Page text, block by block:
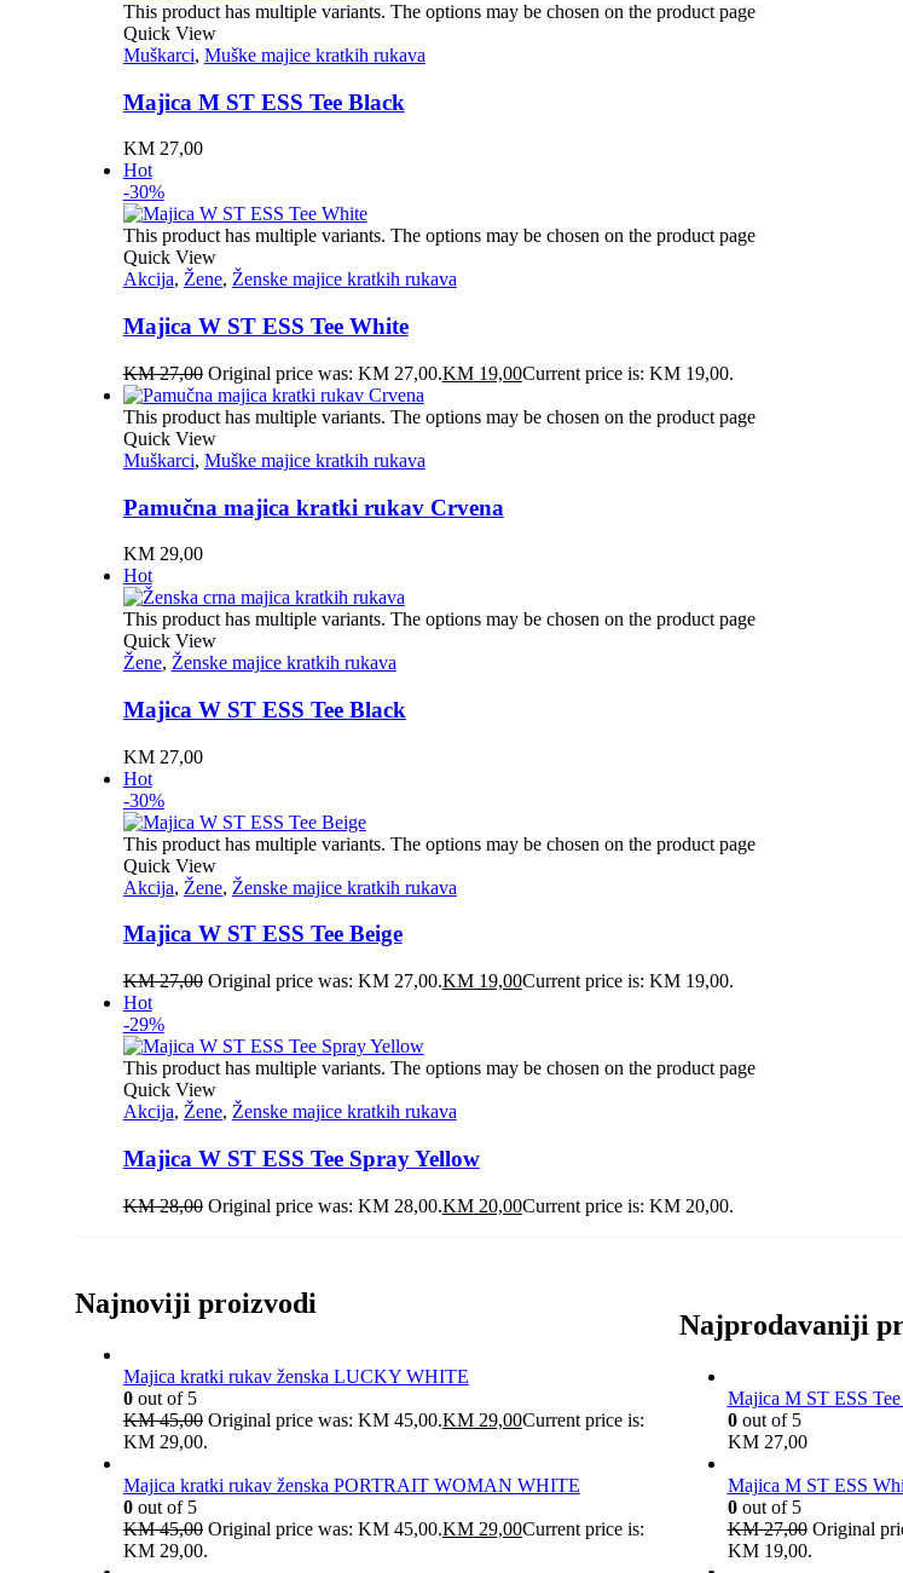
This product has multiple variants. The options may be chosen on the product page
Quick View
Muškarci, Muške majice kratkih rukava
Majica M ST ESS Tee Black
KM27,00
Hot
-30%
This product has multiple variants. The options may be chosen on the product page
Quick View
Akcija, Žene, Ženske majice kratkih rukava
Majica W ST ESS Tee White
KM27,00 Original price was: KM 27,00.KM19,00Current price is: KM 19,00.
This product has multiple variants. The options may be chosen on the product page
Quick View
Muškarci, Muške majice kratkih rukava
Pamučna majica kratki rukav Crvena
KM29,00
Hot
This product has multiple variants. The options may be chosen on the product page
Quick View
Žene, Ženske majice kratkih rukava
Majica W ST ESS Tee Black
KM27,00
Hot
-30%
This product has multiple variants. The options may be chosen on the product page
Quick View
Akcija, Žene, Ženske majice kratkih rukava
Majica W ST ESS Tee Beige
KM27,00 Original price was: KM 27,00.KM19,00Current price is: KM 19,00.
Hot
-29%
This product has multiple variants. The options may be chosen on the product page
Quick View
Akcija, Žene, Ženske majice kratkih rukava
Majica W ST ESS Tee Spray Yellow
KM28,00 Original price was: KM 28,00.KM20,00Current price is: KM 20,00.
Najnoviji proizvodi
Majica kratki rukav ženska LUCKY WHITE
0out of 5
KM45,00 Original price was: KM 45,00.KM29,00Current price is:
KM 29,00.
Majica kratki rukav ženska PORTRAIT WOMAN WHITE
0out of 5
KM45,00 Original price was: KM 45,00.KM29,00Current price is:
KM 29,00.
Najprodavaniji
Majica M ST ESS
0out of 5
KM27,00
Majica M ST ESS
0out of 5
KM27,00 Original
KM 19,00.